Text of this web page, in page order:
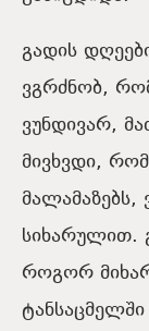
გადის
ვგრძნობ,
ვუნდივარ,
მივხვდი,
სიხარულით.
როგორ